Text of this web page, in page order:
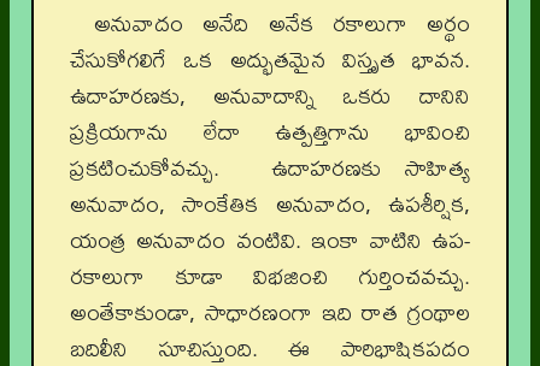
అనువాదం అనేది అనేక రకాలుగా అర్థం
చేసుకోగలిగే ఒక అద్భుతమైన విస్తృత భావన.
ఉదాహరణకు, అనువాదాన్ని ఒకరు దానిని
ప్రక్రియగాను లేదా ఉత్పత్తిగాను భావించి
ప్రకటించుకోవచ్చు. ఉదాహరణకు సాహిత్య
అనువాదం, సాంకేతిక అనువాదం, ఉపశీర్షిక,
యంత్ర అనువాదం వంటివి. ఇంకా వాటిని ఉప-
రకాలుగా కూడా విభజించి గుర్తించవచ్చు.
అంతేకాకుండా, సాధారణంగా ఇది రాత గ్రంథాల
బదిలీని సూచిస్తుంది. ఈ పారిభాషికపదం